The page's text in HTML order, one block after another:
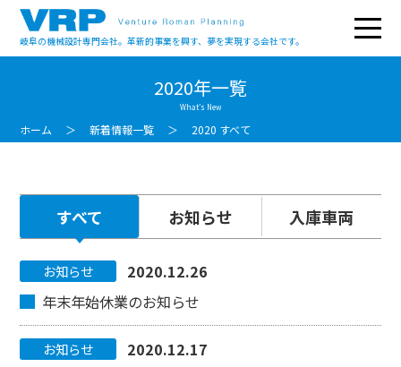
岐阜の機械設計専門会社。革新的事業を興す、夢を実現する会社です。
ホーム 新着情報一覧 2020 すべて
2020年一覧
What’s New
すべて お知らせ 入庫車両
お知らせ
2020.12.26
年末年始休業のお知らせ
お知らせ
2020.12.17